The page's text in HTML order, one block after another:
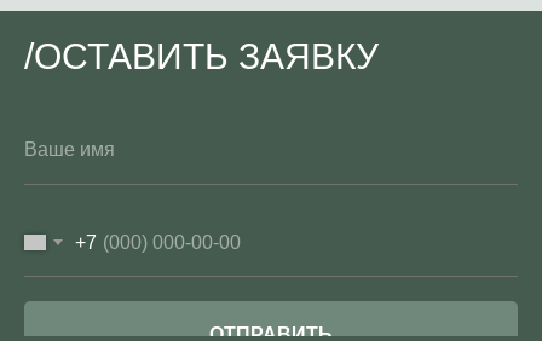
/ОСТАВИТЬ ЗАЯВКУ
+7
ОТПРАВИТЬ